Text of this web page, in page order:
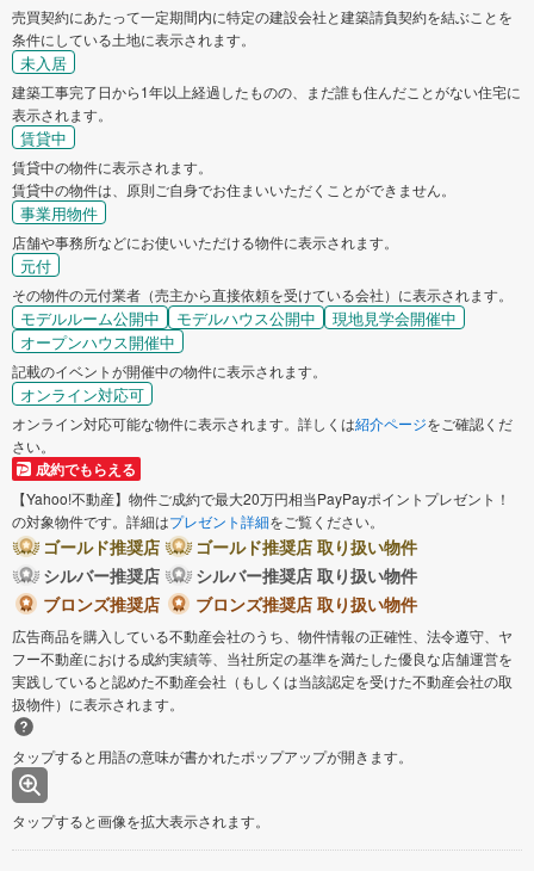
売買契約にあたって一定期間内に特定の建設会社と建築請負契約を結ぶことを
条件にしている土地に表示されます。
未入居
建築工事完了日から1年以上経過したものの、まだ誰も住んだことがない住宅に
表示されます。
賃貸中
賃貸中の物件に表示されます。
賃貸中の物件は、原則ご自身でお住まいいただくことができません。
事業用物件
店舗や事務所などにお使いいただける物件に表示されます。
元付
その物件の元付業者（売主から直接依頼を受けている会社）に表示されます。
モデルルーム公開中 モデルハウス公開中
現地見学会開催中
オープンハウス開催中
記載のイベントが開催中の物件に表示されます。
オンライン対応可
オンライン対応可能な物件に表示されます。詳しくは紹介ページをご確認くだ
さい。
成約でもらえる
【Yahoo!不動産】物件ご成約で最大20万円相当PayPayポイントプレゼント！
の対象物件です。詳細はプレゼント詳細をご覧ください。
ゴールド推奨店
ゴールド推奨店 取り扱い物件
シルバー推奨店
シルバー推奨店 取り扱い物件
ブロンズ推奨店
ブロンズ推奨店 取り扱い物件
広告商品を購入している不動産会社のうち、物件情報の正確性、法令遵守、ヤ
フー不動産における成約実績等、当社所定の基準を満たした優良な店舗運営を
実践していると認めた不動産会社（もしくは当該認定を受けた不動産会社の取
扱物件）に表示されます。
タップすると用語の意味が書かれたポップアップが開きます。
タップすると画像を拡大表示されます。